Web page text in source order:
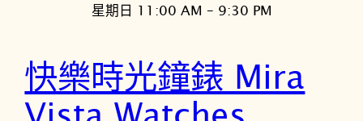
星期日 11:00 AM – 9:30 PM
快樂時光鐘錶 Mira